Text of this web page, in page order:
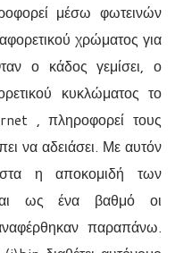
μέσω φωτεινών
χρώματος για
ο κάδος γεμίσει, ο
κυκλώματος το
, πληροφορεί τους
να αδειάσει. Με αυτόν
η αποκομιδή των
ως ένα βαθμό οι
παραπάνω.